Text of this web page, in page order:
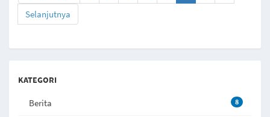
Selanjutnya
KATEGORI
Berita 8